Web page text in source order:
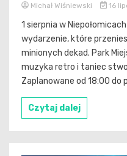
Michał Wiśniewski 16
1 sierpnia w
wydarzenie, które
minionych dekad. Park
muzyka retro i taniec
Zaplanowane od 18:00 do
Czytaj dalej